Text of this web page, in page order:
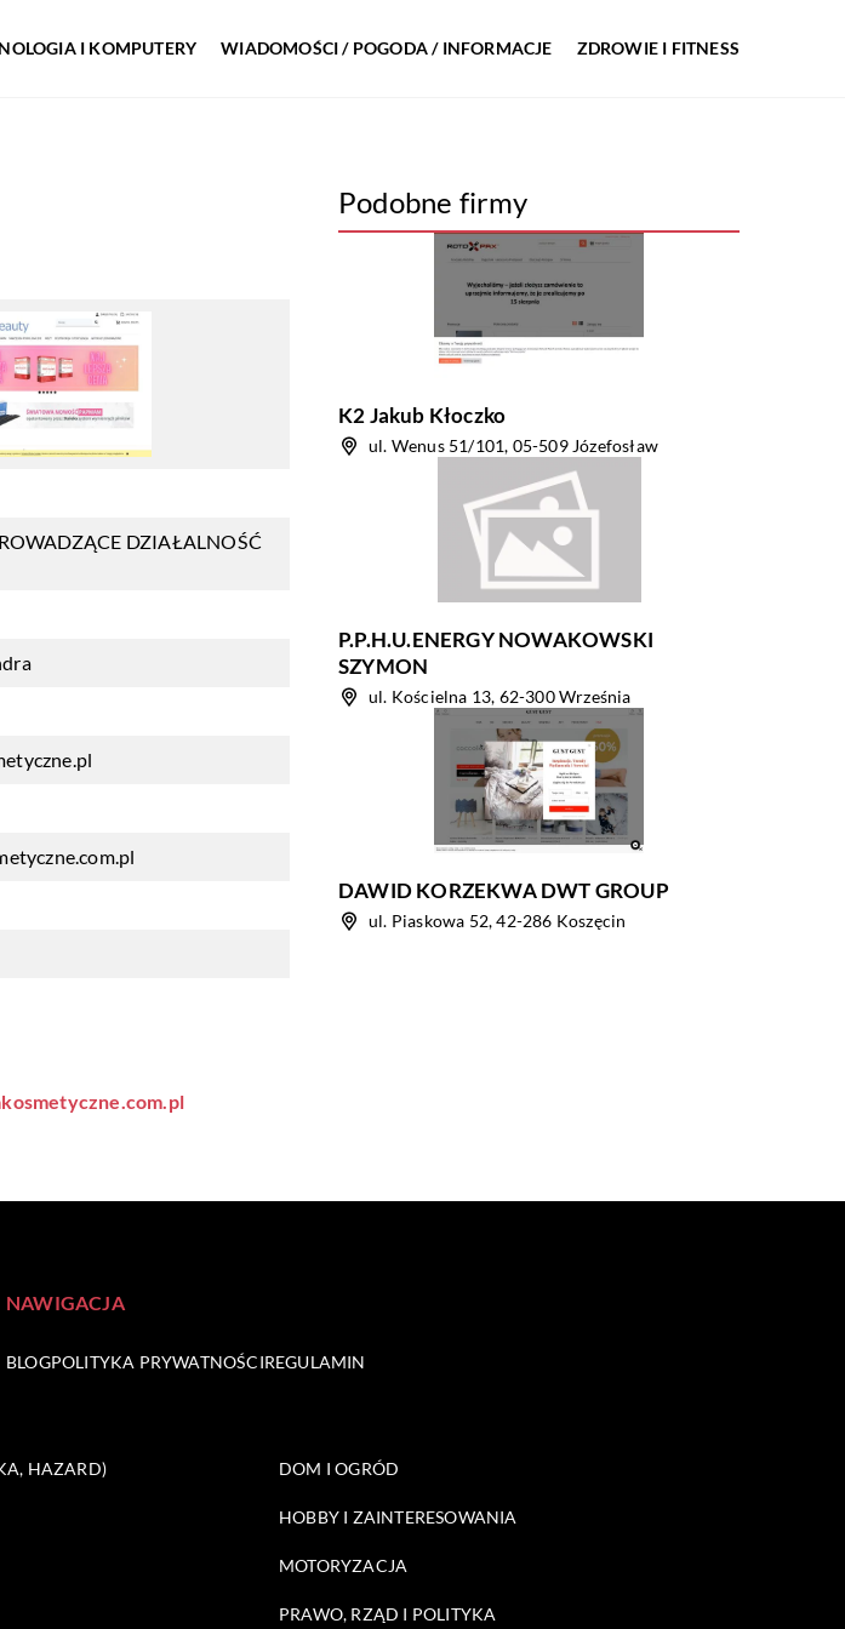
I KOMPUTERY WIADOMOŚCI / POGODA / INFORMACJE ZDROWIE I FITNESS
DZIAŁALNOŚĆ
Podobne firmy
K2 Jakub Kłoczko
ul. Wenus 51/101, 05-509 Józefosław
P.P.H.U.ENERGY NOWAKOWSKI
SZYMON
ul. Kościelna 13, 62-300 Września
DAWID KORZEKWA DWT GROUP
ul. Piaskowa 52, 42-286 Koszęcin
NAWIGACJA
BLOGPOLITYKA PRYWATNOŚCIREGULAMIN
HAZARD) DOM I OGRÓD
HOBBY I ZAINTERESOWANIA
MOTORYZACJA
PRAWO, RZĄD I POLITYKA